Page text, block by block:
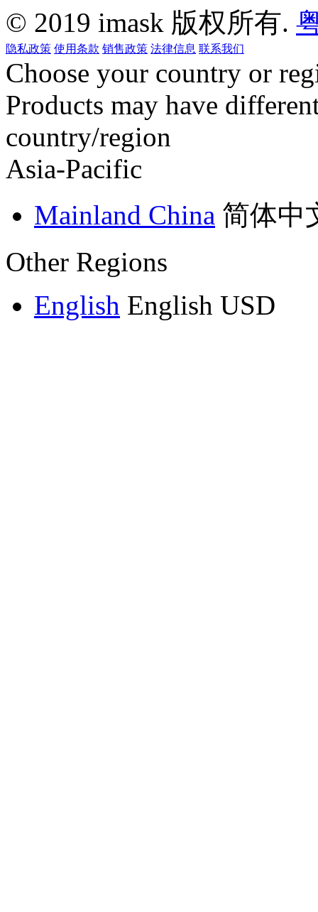
© 2019 imask 版权所有.
隐私政策 使用条款 销售政策 法律信息 联系我们
Choose your country or
Products may have
country/region
Asia-Pacific
Mainland China 简体中
Other Regions
English English USD